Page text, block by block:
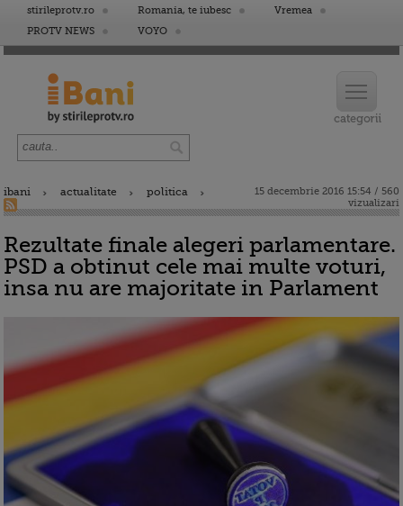
stirileprotv.ro Romania, te iubesc
Vremea
PROTV NEWS
VOYO
ibani actualitate politica
15 decembrie 2016 15:54 / 560
vizualizari
Rezultate finale alegeri parlamentare.
PSD a obtinut cele mai multe voturi,
insa nu are majoritate in Parlament